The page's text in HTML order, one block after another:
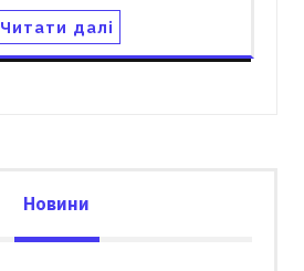
Читати далі
Новини